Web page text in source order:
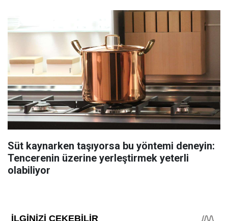
Süt kaynarken taşıyorsa bu yöntemi deneyin:
Tencerenin üzerine yerleştirmek yeterli
olabiliyor